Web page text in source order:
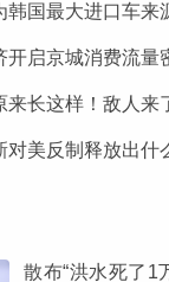
韩国最大进口车来
开启京城消费流量
样！敌人来了多少就看冒几股烟
对美反制释放出什
散布“洪水死了1